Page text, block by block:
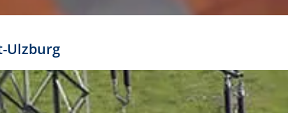
Daraus ergeben sich für gängige Formate
Ulzburg